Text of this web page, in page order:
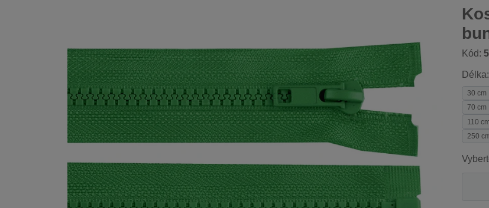
Kód:
Délka:
30 cm
70 cm
110 cm
250